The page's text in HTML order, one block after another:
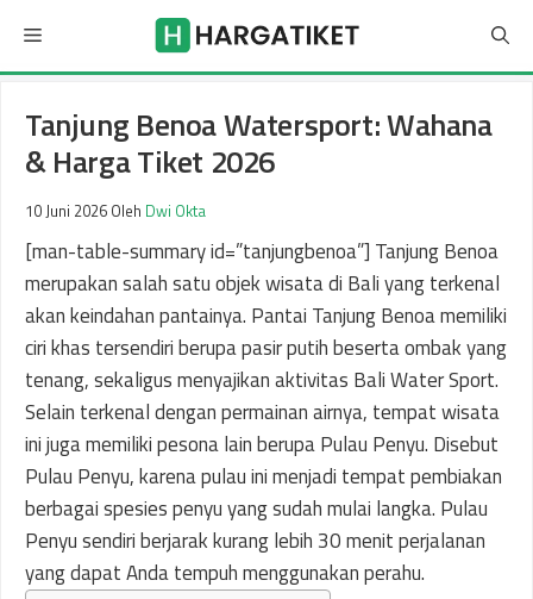
isi
Menu
Tanjung Benoa Watersport: Wahana
& Harga Tiket 2026
10 Juni 2026 Oleh Dwi Okta
[man-table-summary id=”tanjungbenoa”] Tanjung Benoa
merupakan salah satu objek wisata di Bali yang terkenal
akan keindahan pantainya. Pantai Tanjung Benoa memiliki
ciri khas tersendiri berupa pasir putih beserta ombak yang
tenang, sekaligus menyajikan aktivitas Bali Water Sport.
Selain terkenal dengan permainan airnya, tempat wisata
ini juga memiliki pesona lain berupa Pulau Penyu. Disebut
Pulau Penyu, karena pulau ini menjadi tempat pembiakan
berbagai spesies penyu yang sudah mulai langka. Pulau
Penyu sendiri berjarak kurang lebih 30 menit perjalanan
yang dapat Anda tempuh menggunakan perahu.